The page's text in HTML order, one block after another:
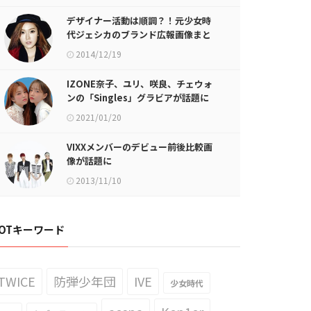
デザイナー活動は順調？！元少女時
代ジェシカのブランド広報画像まと
めが話題に
2014/12/19
IZONE奈子、ユリ、咲良、チェウォ
ンの「Singles」グラビアが話題に
2021/01/20
VIXXメンバーのデビュー前後比較画
像が話題に
2013/11/10
キーワード
防弾少年団 IVE 少女時代